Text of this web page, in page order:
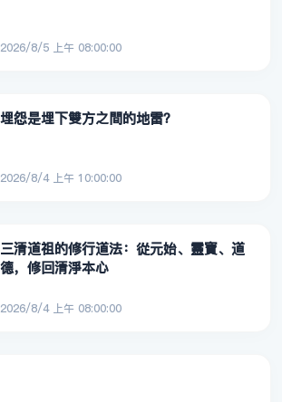
2026/8/5 上午 08:00:00
埋怨是埋下雙方之間的地雷？
2026/8/4 上午 10:00:00
三清道祖的修行道法：從元始、靈寶、道
德，修回清淨本心
2026/8/4 上午 08:00:00